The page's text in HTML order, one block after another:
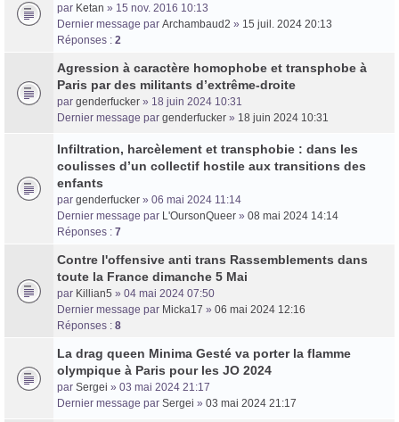
par Ketan » 15 nov. 2016 10:13
Dernier message par Archambaud2 » 15 juil. 2024 20:13
Réponses : 2
Agression à caractère homophobe et transphobe à
Paris par des militants d’extrême-droite
par genderfucker » 18 juin 2024 10:31
Dernier message par genderfucker » 18 juin 2024 10:31
Infiltration, harcèlement et transphobie : dans les
coulisses d’un collectif hostile aux transitions des
enfants
par genderfucker » 06 mai 2024 11:14
Dernier message par L'OursonQueer » 08 mai 2024 14:14
Réponses : 7
Contre l'offensive anti trans Rassemblements dans
toute la France dimanche 5 Mai
par Killian5 » 04 mai 2024 07:50
Dernier message par Micka17 » 06 mai 2024 12:16
Réponses : 8
La drag queen Minima Gesté va porter la flamme
olympique à Paris pour les JO 2024
par Sergei » 03 mai 2024 21:17
Dernier message par Sergei » 03 mai 2024 21:17